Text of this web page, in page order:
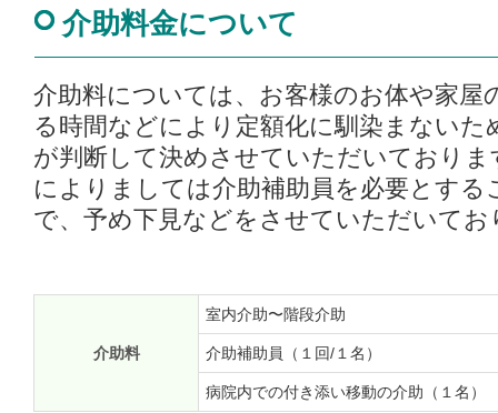
介助料金について
介助料については、お客様のお体や家屋
る時間などにより定額化に馴染まないた
が判断して決めさせていただいておりま
によりましては介助補助員を必要とす
で、予め下見などをさせていただいてお
介助料
室内介助〜階段介助
介助補助員（１回/１名）
病院内での付き添い移動の介助（１名）